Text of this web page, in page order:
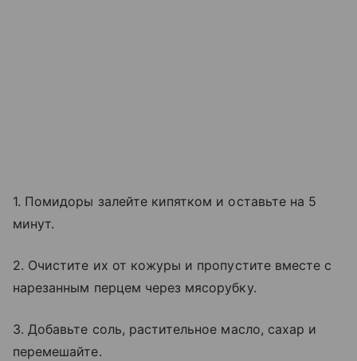
1. Помидоры залейте кипятком и оставьте на 5
минут.
2. Очистите их от кожуры и пропустите вместе с
нарезанным перцем через мясорубку.
3. Добавьте соль, растительное масло, сахар и
перемешайте.